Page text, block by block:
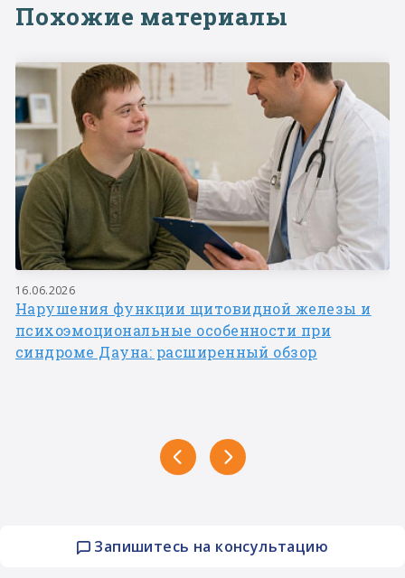
Запишитесь на консультацию
Похожие материалы
16.06.2026
Нарушения функции щитовидной железы и
психоэмоциональные особенности при
синдроме Дауна: расширенный обзор